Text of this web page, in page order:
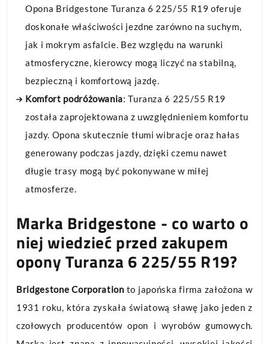
Opona Bridgestone Turanza 6 225/55 R19 oferuje
doskonałe właściwości jezdne zarówno na suchym,
jak i mokrym asfalcie. Bez względu na warunki
atmosferyczne, kierowcy mogą liczyć na stabilną,
bezpieczną i komfortową jazdę.
Komfort podróżowania: Turanza 6 225/55 R19
została zaprojektowana z uwzględnieniem komfortu
jazdy. Opona skutecznie tłumi wibracje oraz hałas
generowany podczas jazdy, dzięki czemu nawet
długie trasy mogą być pokonywane w miłej
atmosferze.
Marka Bridgestone - co warto o
niej wiedzieć przed zakupem
opony Turanza 6 225/55 R19?
Bridgestone Corporation to japońska firma założona w
1931 roku, która zyskała światową sławę jako jeden z
czołowych producentów opon i wyrobów gumowych.